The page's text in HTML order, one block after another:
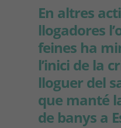
En altres
llogadores
feines ha
l’inici de la
lloguer del
que manté
de banys a